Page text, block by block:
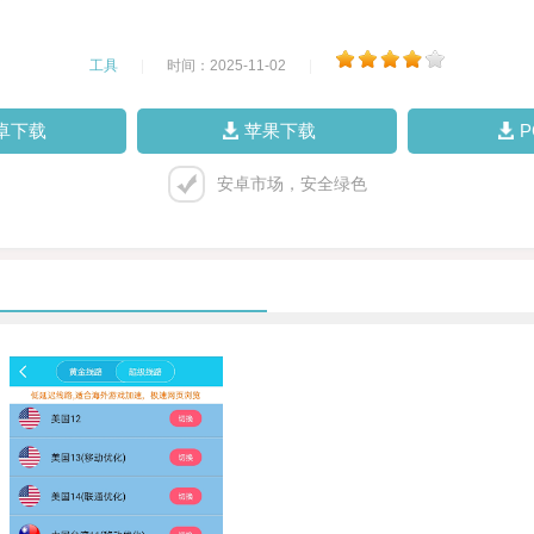
工具 时间：2025-11-02
下载 苹果下载
安卓市场，安全绿色